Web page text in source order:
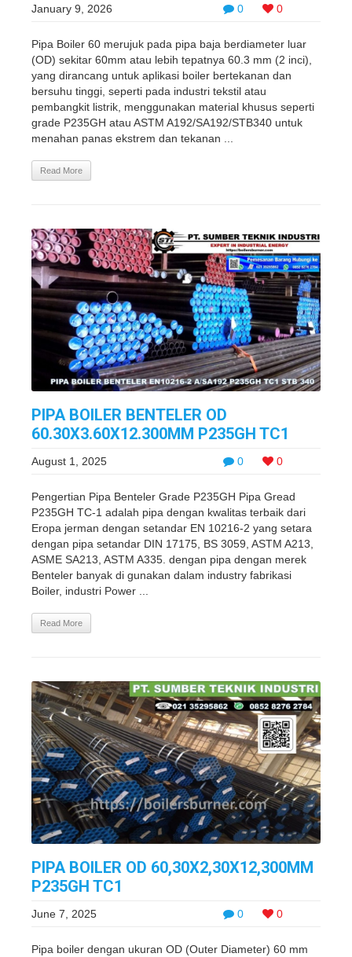
0 0
January 9, 2026
Pipa Boiler 60 merujuk pada pipa baja berdiameter luar
(OD) sekitar 60mm atau lebih tepatnya 60.3 mm (2 inci),
yang dirancang untuk aplikasi boiler bertekanan dan
bersuhu tinggi, seperti pada industri tekstil atau
pembangkit listrik, menggunakan material khusus seperti
grade P235GH atau ASTM A192/SA192/STB340 untuk
menahan panas ekstrem dan tekanan ...
Read More
PIPA BOILER BENTELER OD
60.30X3.60X12.300MM P235GH TC1
0 0
August 1, 2025
Pengertian Pipa Benteler Grade P235GH Pipa Gread
P235GH TC-1 adalah pipa dengan kwalitas terbaik dari
Eropa jerman dengan setandar EN 10216-2 yang setara
dengan pipa setandar DIN 17175, BS 3059, ASTM A213,
ASME SA213, ASTM A335. dengan pipa dengan merek
Benteler banyak di gunakan dalam industry fabrikasi
Boiler, industri Power ...
Read More
PIPA BOILER OD 60,30X2,30X12,300MM
P235GH TC1
0 0
June 7, 2025
Pipa boiler dengan ukuran OD (Outer Diameter) 60 mm